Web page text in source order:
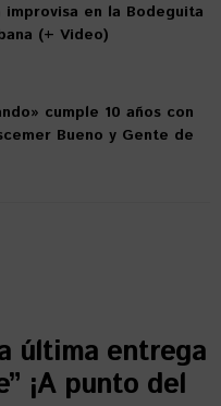
en la Bodeguita
(+ Video)
cumple 10 años con
Bueno y Gente de
última entrega
¡A punto del